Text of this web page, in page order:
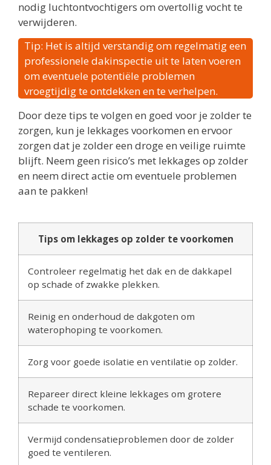
nodig luchtontvochtigers om overtollig vocht te
verwijderen.
Tip: Het is altijd verstandig om regelmatig een
professionele dakinspectie uit te laten voeren
om eventuele potentiële problemen
vroegtijdig te ontdekken en te verhelpen.
Door deze tips te volgen en goed voor je zolder te
zorgen, kun je lekkages voorkomen en ervoor
zorgen dat je zolder een droge en veilige ruimte
blijft. Neem geen risico’s met lekkages op zolder
en neem direct actie om eventuele problemen
aan te pakken!
Tips om lekkages op zolder te voorkomen
Controleer regelmatig het dak en de dakkapel
op schade of zwakke plekken.
Reinig en onderhoud de dakgoten om
waterophoping te voorkomen.
Zorg voor goede isolatie en ventilatie op zolder.
Repareer direct kleine lekkages om grotere
schade te voorkomen.
Vermijd condensatieproblemen door de zolder
goed te ventileren.